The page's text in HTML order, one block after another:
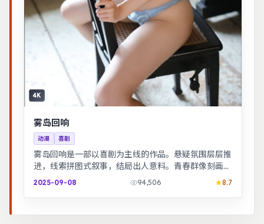
4K
雾岛回响
动漫 喜剧
雾岛回响是一部以喜剧为主线的作品。悬疑氛围层层推
进，线索拼图式叙事，结局出人意料。青春群像刻画校
园与初入社会的迷茫，细腻温暖。
2025-09-08 94,506 8.7